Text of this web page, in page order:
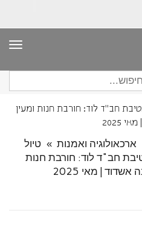
חב"ד לוד: חורבת חנות ומעין
2025
ארכאולוגיה ואמנות » טיול
חב"ד לוד: חורבת חנות
| מאי 2025